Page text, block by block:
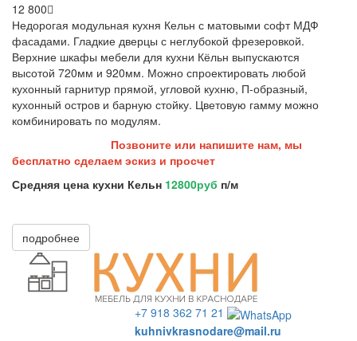
12 800
Недорогая модульная кухня Кельн с матовыми софт МДФ
фасадами. Гладкие дверцы с неглубокой фрезеровкой.
Верхние шкафы мебели для кухни Кёльн выпускаются
высотой 720мм и 920мм. Можно спроектировать любой
кухонный гарнитур прямой, угловой кухню, П-образный,
кухонный остров и барную стойку. Цветовую гамму можно
комбинировать по модулям.
Позвоните или напишите нам, мы
бесплатно сделаем эскиз и просчет
Средняя цена кухни Кельн 12800руб п/м
подробнее
+7 918 362 71 21
kuhnivkrasnodare@mail.ru